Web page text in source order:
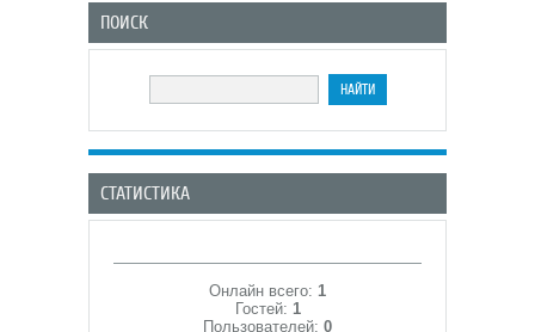
ПОИСК
СТАТИСТИКА
Онлайн всего: 1
Гостей: 1
Пользователей: 0